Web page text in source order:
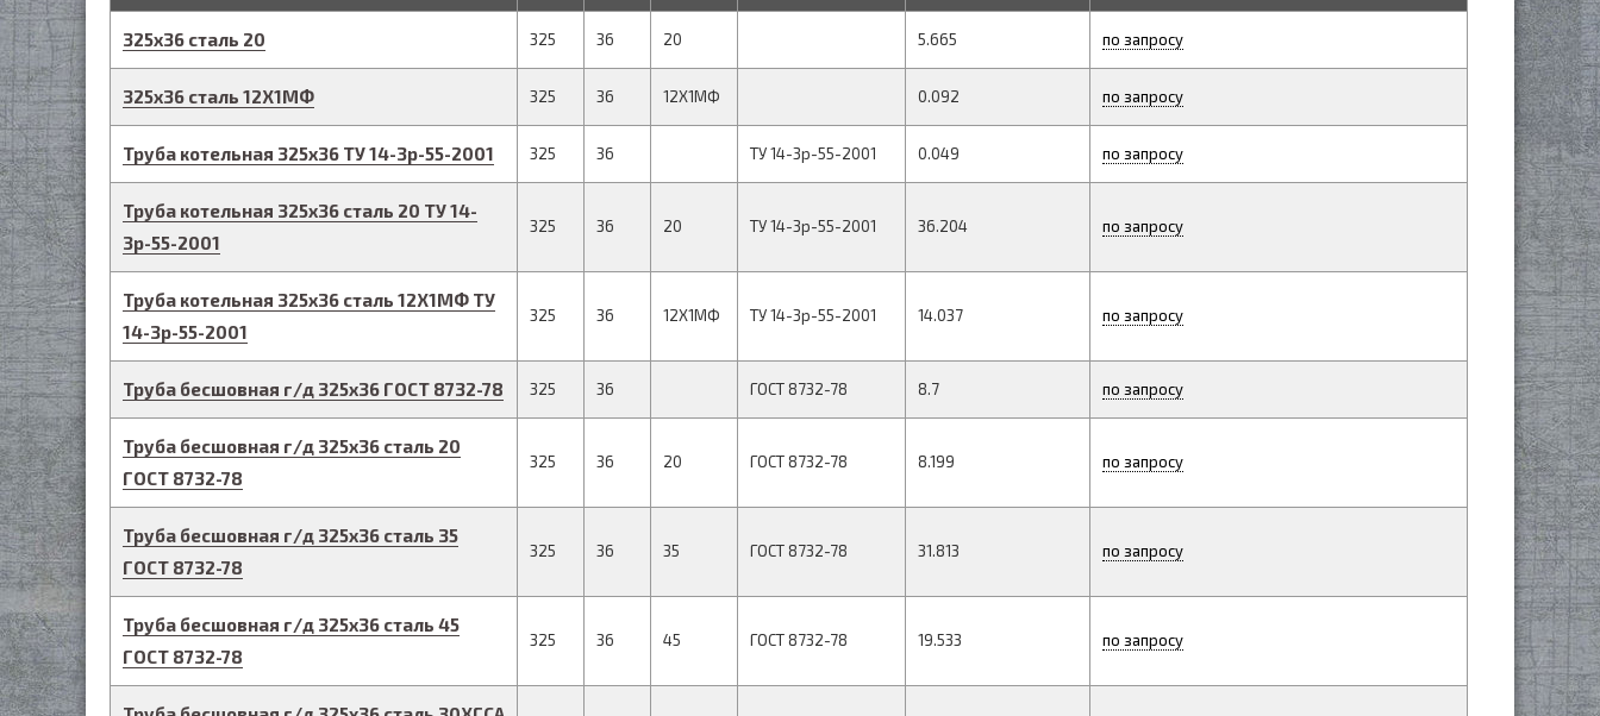
325х36 сталь 20 325 36 20 5.665 по запросу
325х36 сталь 12Х1МФ 325 36 12Х1МФ 0.092 по запросу
Труба котельная 325х36 ТУ 14-3р-55-2001 325 36 ТУ 14-3р-55-2001 0.049 по запросу
Труба котельная 325х36 сталь 20 ТУ 14-
3р-55-2001
325 36 20 ТУ 14-3р-55-2001 36.204 по запросу
Труба котельная 325х36 сталь 12Х1МФ ТУ
14-3р-55-2001
325 36 12Х1МФ ТУ 14-3р-55-2001 14.037 по запросу
Труба бесшовная г/д 325х36 ГОСТ 8732-78 325 36 ГОСТ 8732-78 8.7 по запросу
Труба бесшовная г/д 325х36 сталь 20
ГОСТ 8732-78
325 36 20 ГОСТ 8732-78 8.199 по запросу
Труба бесшовная г/д 325х36 сталь 35
ГОСТ 8732-78
325 36 35 ГОСТ 8732-78 31.813 по запросу
Труба бесшовная г/д 325х36 сталь 45
ГОСТ 8732-78
325 36 45 ГОСТ 8732-78 19.533 по запросу